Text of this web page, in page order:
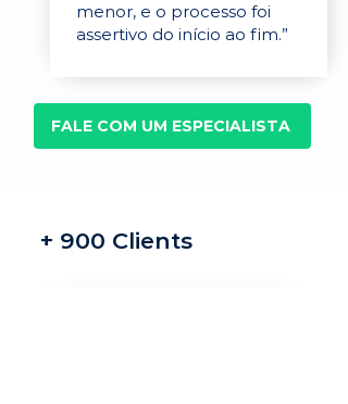
menor, e o processo foi
assertivo do início ao fim.”
FALE COM UM ESPECIALISTA
+ 900 Clients